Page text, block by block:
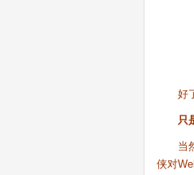
好了
只
当然
侠对